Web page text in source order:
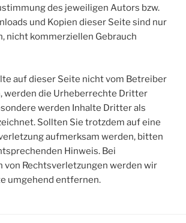
des jeweiligen Autors bzw.
und Kopien dieser Seite sind nur
nicht kommerziellen Gebrauch
auf dieser Seite nicht vom Betreiber
werden die Urheberrechte Dritter
werden Inhalte Dritter als
Sollten Sie trotzdem auf eine
aufmerksam werden, bitten
Hinweis. Bei
von Rechtsverletzungen werden wir
umgehend entfernen.